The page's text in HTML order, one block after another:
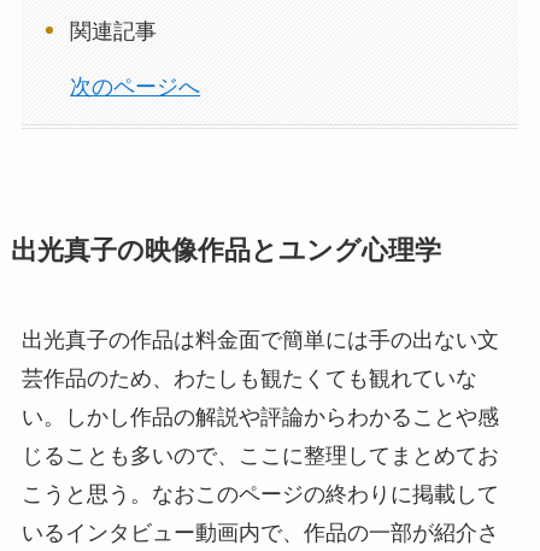
関連記事
次のページへ
出光真子の映像作品とユング心理学
出光真子の作品は料金面で簡単には手の出ない文
芸作品のため、わたしも観たくても観れていな
い。しかし作品の解説や評論からわかることや感
じることも多いので、ここに整理してまとめてお
こうと思う。なおこのページの終わりに掲載して
いるインタビュー動画内で、作品の一部が紹介さ